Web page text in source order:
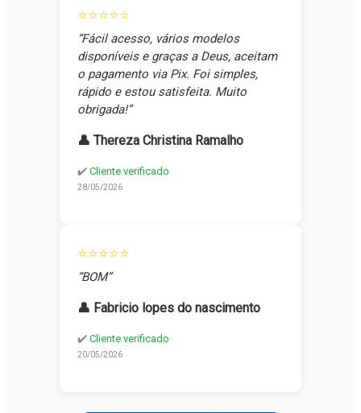
⭐⭐⭐⭐⭐
“Fácil acesso, vários modelos
disponíveis e graças a Deus, aceitam
o pagamento via Pix. Foi simples,
rápido e estou satisfeita. Muito
obrigada!”
👤 Thereza Christina Ramalho
✔️ Cliente verificado
28/05/2026
⭐⭐⭐⭐⭐
“BOM”
👤 Fabricio lopes do nascimento
✔️ Cliente verificado
20/05/2026